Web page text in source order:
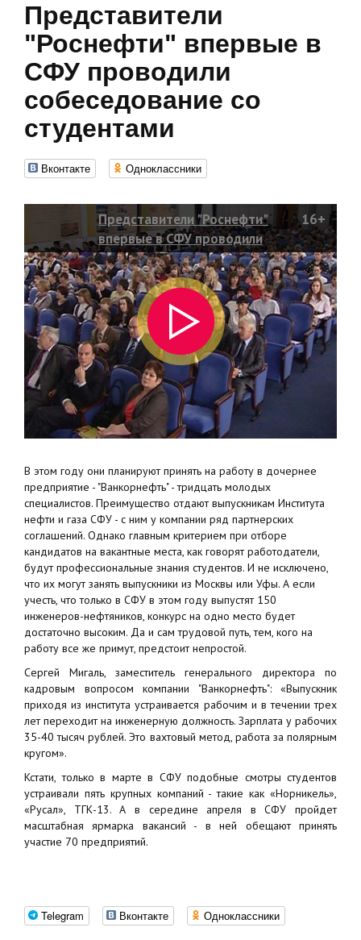
Представители
"Роснефти" впервые в
СФУ проводили
собеседование со
студентами
Вконтакте Одноклассники
Представители "Роснефти"
впервые в СФУ проводили
собеседование со студентами
16+
В этом году они планируют принять на работу в дочернее
предприятие - "Ванкорнефть" - тридцать молодых
специалистов. Преимущество отдают выпускникам Института
нефти и газа СФУ - с ним у компании ряд партнерских
соглашений. Однако главным критерием при отборе
кандидатов на вакантные места, как говорят работодатели,
будут профессиональные знания студентов. И не исключено,
что их могут занять выпускники из Москвы или Уфы. А если
учесть, что только в СФУ в этом году выпустят 150
инженеров-нефтяников, конкурс на одно место будет
достаточно высоким. Да и сам трудовой путь, тем, кого на
работу все же примут, предстоит непростой.
Сергей Мигаль, заместитель генерального директора по
кадровым вопросом компании "Ванкорнефть": «Выпускник
приходя из института устраивается рабочим и в течении трех
лет переходит на инженерную должность. Зарплата у рабочих
35-40 тысяч рублей. Это вахтовый метод, работа за полярным
кругом».
Кстати, только в марте в СФУ подобные смотры студентов
устраивали пять крупных компаний - такие как «Норникель»,
«Русал», ТГК-13. А в середине апреля в СФУ пройдет
масштабная ярмарка вакансий - в ней обещают принять
участие 70 предприятий.
Telegram Вконтакте Одноклассники